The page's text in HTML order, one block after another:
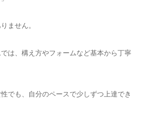
ません。
は、構え方やフォームなど基本から丁寧
でも、自分のペースで少しずつ上達でき